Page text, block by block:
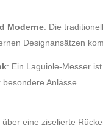
Moderne: Die
Designansätzen
: Ein Laguiole-Messer
Anlässe.
eine ziselierte